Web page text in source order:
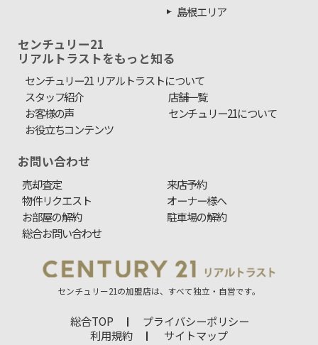
島根エリア
センチュリー21
リアルトラストをもっと知る
センチュリー21 リアルトラストについて
スタッフ紹介
店舗一覧
お客様の声
センチュリー21について
お役立ちコンテンツ
お問い合わせ
売却査定
来店予約
物件リクエスト
オーナー様へ
お部屋の解約
駐車場の解約
総合お問い合わせ
センチュリー21の加盟店は、すべて独立・自営です。
総合TOP
プライバシーポリシー
利用規約
サイトマップ